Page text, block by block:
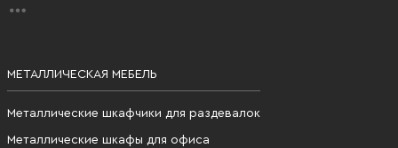
МЕТАЛЛИЧЕСКАЯ МЕБЕЛЬ
Металлические шкафчики для раздевалок
Металлические шкафы для офиса